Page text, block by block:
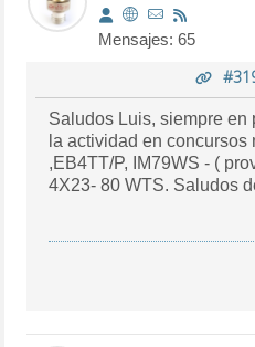
Mensajes: 65
Saludos Luis, siempre
la actividad en concursos
,EB4TT/P, IM79WS - ( prov. TOLEDO). 1.296-
4X23- 80 WTS. Saludos